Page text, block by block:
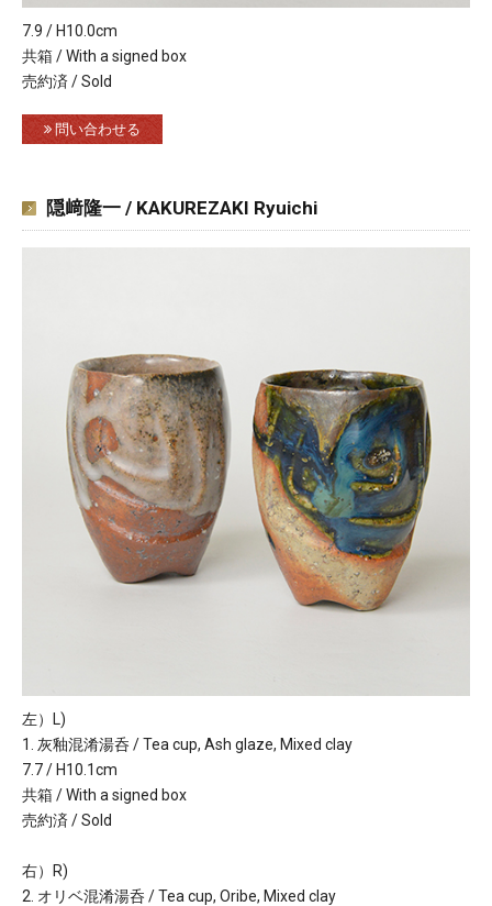
7.9 / H10.0cm
共箱 / With a signed box
売約済 / Sold
問い合わせる
隠﨑隆一 / KAKUREZAKI Ryuichi
左）L)
1. 灰釉混淆湯呑 / Tea cup, Ash glaze, Mixed clay
7.7 / H10.1cm
共箱 / With a signed box
売約済 / Sold
右）R)
2. オリベ混淆湯呑 / Tea cup, Oribe, Mixed clay